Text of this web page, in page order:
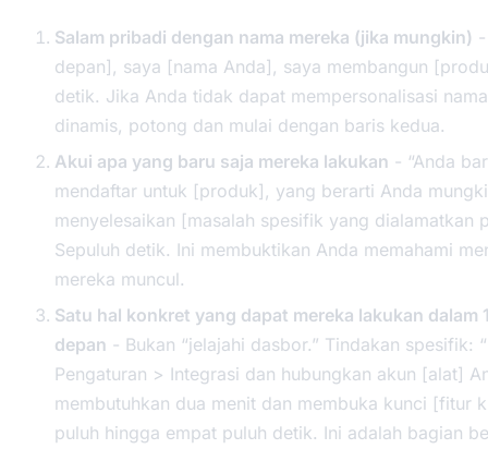
Salam pribadi dengan nama mereka (jika mungkin)
depan], saya [nama Anda], saya membangun
detik. Jika Anda tidak dapat mempersonalisasi
dinamis, potong dan mulai dengan baris kedua.
Akui apa yang baru saja mereka lakukan - “Anda
mendaftar untuk [produk], yang berarti Anda
menyelesaikan [masalah spesifik yang dialamatkan
Sepuluh detik. Ini membuktikan Anda memahami
mereka muncul.
Satu hal konkret yang dapat mereka lakukan dalam
depan - Bukan “jelajahi dasbor.” Tindakan spesifik:
Pengaturan > Integrasi dan hubungkan akun [alat]
membutuhkan dua menit dan membuka kunci [fitur
puluh hingga empat puluh detik. Ini adalah bagian